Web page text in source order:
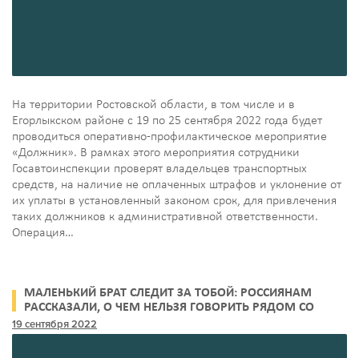
На территории Ростовской области, в том числе и в
Егорлыкском районе с 19 по 25 сентября 2022 года будет
проводиться оперативно-профилактическое мероприятие
«Должник». В рамках этого мероприятия сотрудники
Госавтоинспекции проверят владельцев транспортных
средств, на наличие не оплаченных штрафов и уклонение от
их уплаты в установленный законом срок, для привлечения
таких должников к административной ответственности.
Операция…
МАЛЕНЬКИЙ БРАТ СЛЕДИТ ЗА ТОБОЙ: РОССИЯНАМ
РАССКАЗАЛИ, О ЧЕМ НЕЛЬЗЯ ГОВОРИТЬ РЯДОМ СО
СМАРТФОНОМ
19 сентября 2022